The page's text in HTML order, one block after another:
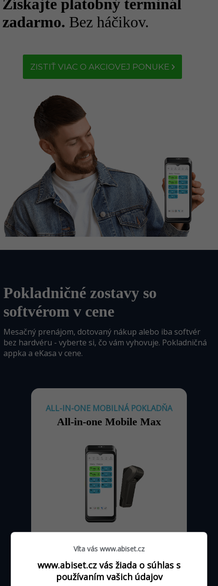
Získajte platobný terminál
zadarmo. Bez háčikov.
ZISTIŤ VIAC O AKCIOVEJ PONUKE
Pokladničné zostavy so
softvérom v cene
Mesačný prenájom, dotovaný nákup alebo iba softvér
bez hardvéru - vyberte si, čo vám vyhovuje. Pokladničná
appka a eKasa v cene.
ALL-IN-ONE MOBILNÁ POKLADŇA
All-in-one Mobile Max
od 0 - 24 € mesačne
podľa výšky obratu kartou
Víta vás www.abiset.cz
www.abiset.cz vás žiada o súhlas s
používaním vašich údajov